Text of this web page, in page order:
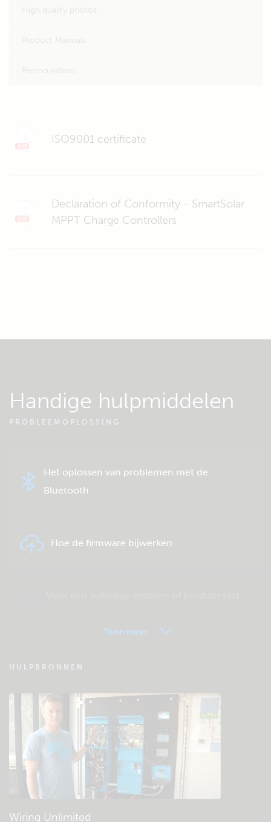
ISO9001 certificate
Declaration of Conformity - SmartSolar
MPPT Charge Controllers
Handige hulpmiddelen
PROBLEEMOPLOSSING
Het oplossen van problemen met de
Bluetooth
Hoe de firmware bijwerken
VRM - Veel gestelde vragen
Bekijk de Community kennisbank
Algemene downloads & documentatie
Toon meer
HULPBRONNEN
Wiring Unlimited